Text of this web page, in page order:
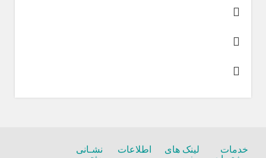
خدمات
لینک های
اطلاعات
نشـانی